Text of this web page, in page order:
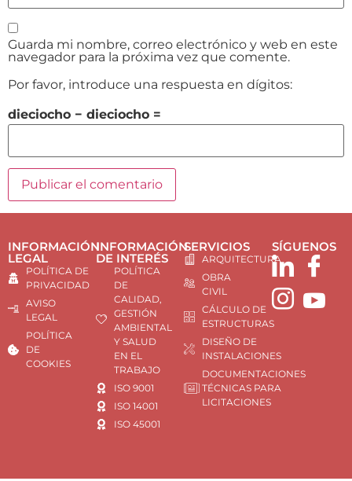
Guarda mi nombre, correo electrónico y web en este
navegador para la próxima vez que comente.
Por favor, introduce una respuesta en dígitos:
dieciocho − dieciocho =
INFORMACIÓN
LEGAL
POLÍTICA DE
PRIVACIDAD
AVISO
LEGAL
POLÍTICA
DE
COOKIES
INFORMACIÓN
DE INTERÉS
POLÍTICA
DE
CALIDAD,
GESTIÓN
AMBIENTAL
Y SALUD
EN EL
TRABAJO
ISO 9001
ISO 14001
ISO 45001
SERVICIOS
ARQUITECTURA
OBRA
CIVIL
CÁLCULO DE
ESTRUCTURAS
DISEÑO DE
INSTALACIONES
DOCUMENTACIONES
TÉCNICAS PARA
LICITACIONES
SÍGUENOS